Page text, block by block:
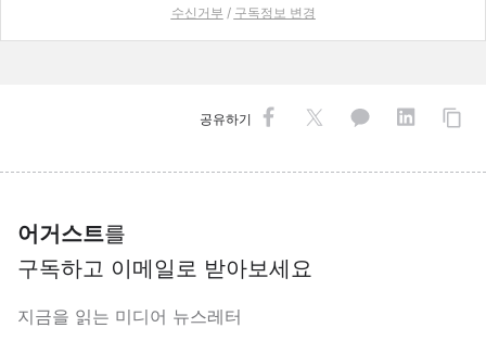
수신거부 / 구독정보 변경
공유하기
어거스트를
구독하고 이메일로 받아보세요
지금을 읽는 미디어 뉴스레터